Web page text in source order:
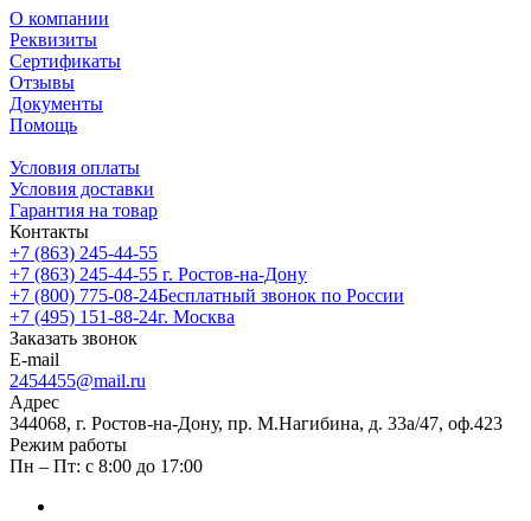
О компании
Реквизиты
Сертификаты
Отзывы
Документы
Помощь
Условия оплаты
Условия доставки
Гарантия на товар
Контакты
+7 (863) 245-44-55
+7 (863) 245-44-55 г. Ростов-на-Дону
+7 (800) 775-08-24Бесплатный звонок по России
+7 (495) 151-88-24г. Москва
Заказать звонок
E-mail
2454455@mail.ru
Адрес
344068, г. Ростов-на-Дону, пр. М.Нагибина, д. 33а/47, оф.423
Режим работы
Пн – Пт: с 8:00 до 17:00